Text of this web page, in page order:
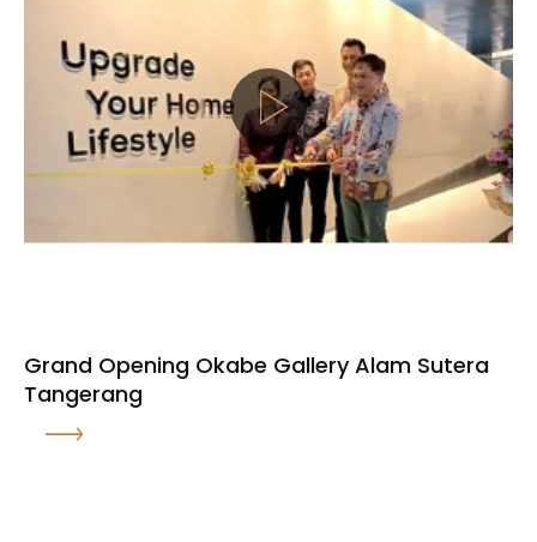
Grand Opening Okabe Gallery Alam Sutera
Tangerang